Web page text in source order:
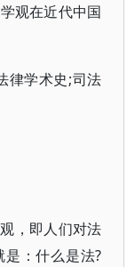
观在近代中国
律学术史;司法
，即人们对法
：什么是法?